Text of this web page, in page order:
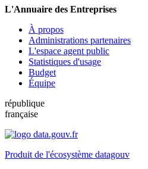
L'Annuaire des Entreprises
À propos
Administrations partenaires
L'espace agent public
Statistiques d'usage
Budget
Équipe
république
française
Produit de l'écosystème datagouv